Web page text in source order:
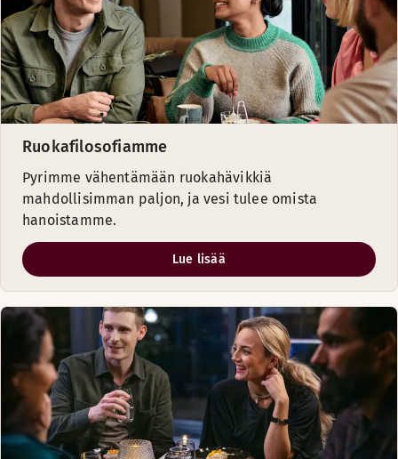
Ruokafilosofiamme
Pyrimme vähentämään ruokahävikkiä
mahdollisimman paljon, ja vesi tulee omista
hanoistamme.
Lue lisää